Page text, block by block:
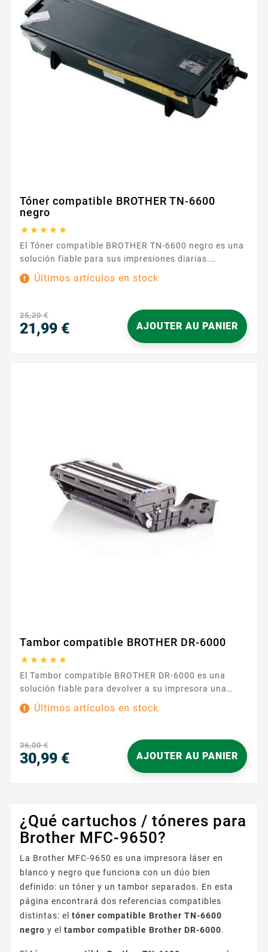
Tóner compatible BROTHER TN-6600
negro
    
El Tóner compatible BROTHER TN-6600 negro es una
solución fiable para sus impresiones diarias.
Diseñado para integrarse fácilmente con impresoras
que utilizan las referencias TN6300 / TN6600 ,
complicaciones. Inserte el cartucho en su sitio, siga
los pasos de su impresora y reanude su trabajo en
Últimos artículos en stock
25,20 €
21,99 € AJOUTER AU PANIER
Tambor compatible BROTHER DR-6000
    
El Tambor compatible BROTHER DR-6000 es una
solución fiable para devolver a su impresora una
calidad de impresión nítida y uniforme. Diseñado
para funcionar en perfecta armonía con los modelos
una reproducción limpia de textos y gráficos, página
tras página. Su instalación es sencilla y rápida: retire
el tambor...
Últimos artículos en stock
36,00 €
30,99 € AJOUTER AU PANIER
¿Qué cartuchos / tóneres para
Brother MFC-9650?
La Brother MFC-9650 es una impresora láser en
blanco y negro que funciona con un dúo bien
definido: un tóner y un tambor separados. En esta
página encontrará dos referencias compatibles
distintas: el tóner compatible Brother TN-6600
negro y el tambor compatible Brother DR-6000.